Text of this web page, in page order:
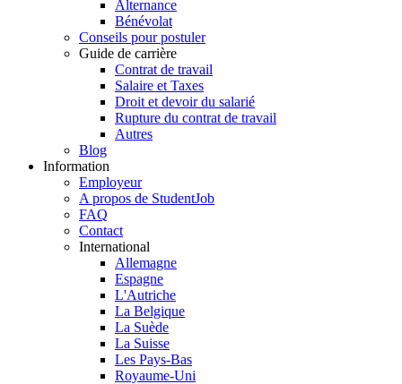
Alternance
Bénévolat
Conseils pour postuler
Guide de carrière
Contrat de travail
Salaire et Taxes
Droit et devoir du salarié
Rupture du contrat de travail
Autres
Blog
Information
Employeur
A propos de StudentJob
FAQ
Contact
International
Allemagne
Espagne
L'Autriche
La Belgique
La Suède
La Suisse
Les Pays-Bas
Royaume-Uni